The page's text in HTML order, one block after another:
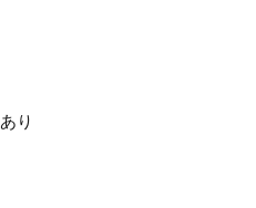
り